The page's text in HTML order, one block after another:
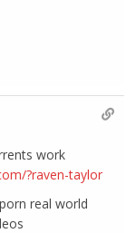
work
?raven-taylor
real world